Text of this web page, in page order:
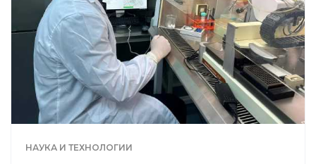
НАУКА И ТЕХНОЛОГИИ